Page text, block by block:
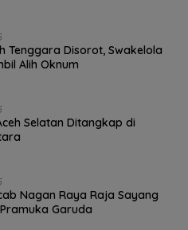
Tenggara Disorot, Swakelola
Alih Oknum
Selatan Ditangkap di
Nagan Raya Raja Sayang
Garuda